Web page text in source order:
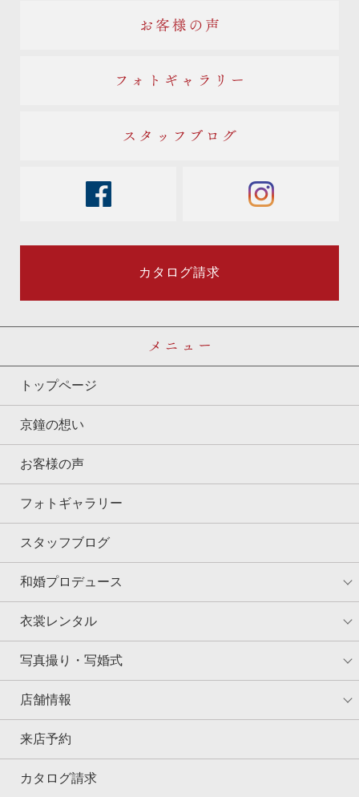
お客様の声
フォトギャラリー
スタッフブログ
instagram
カタログ請求
トップページ
京鐘の想い
お客様の声
フォトギャラリー
スタッフブログ
和婚プロデュース
衣裳レンタル
写真撮り・写婚式
店舗情報
来店予約
カタログ請求